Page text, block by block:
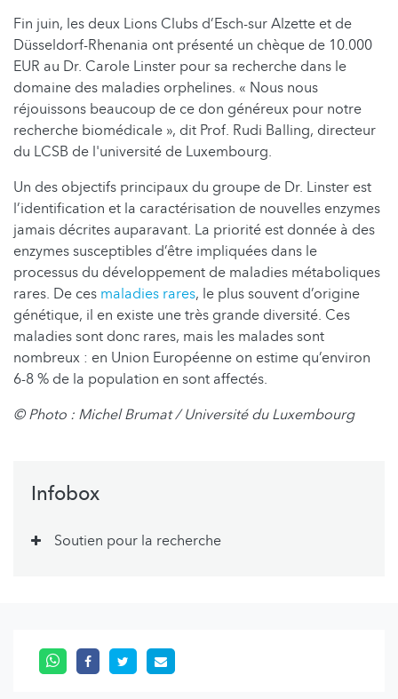
Fin juin, les deux Lions Clubs d’Esch-sur Alzette et de
Düsseldorf-Rhenania ont présenté un chèque de 10.000
EUR au Dr. Carole Linster pour sa recherche dans le
domaine des maladies orphelines. « Nous nous
réjouissons beaucoup de ce don généreux pour notre
recherche biomédicale », dit Prof. Rudi Balling, directeur
du LCSB de l'université de Luxembourg.
Un des objectifs principaux du groupe de Dr. Linster est
l’identification et la caractérisation de nouvelles enzymes
jamais décrites auparavant. La priorité est donnée à des
enzymes susceptibles d’être impliquées dans le
processus du développement de maladies métaboliques
rares. De ces maladies rares, le plus souvent d’origine
génétique, il en existe une très grande diversité. Ces
maladies sont donc rares, mais les malades sont
nombreux : en Union Européenne on estime qu’environ
6-8 % de la population en sont affectés.
© Photo : Michel Brumat / Université du Luxembourg
Infobox
Soutien pour la recherche